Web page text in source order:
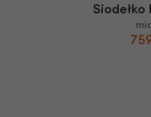
Siodełko